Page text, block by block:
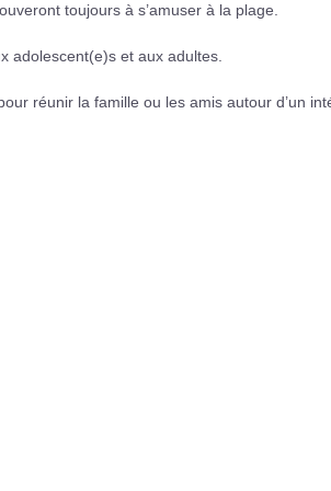
toujours à s’amuser à la plage.
adolescent(e)s et aux adultes.
réunir la famille ou les amis autour d’un